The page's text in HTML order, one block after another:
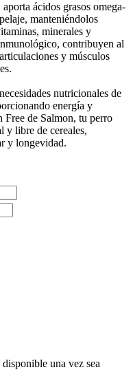
ácidos grasos omega-
manteniéndolos
minerales y
contribuyen al
y músculos
nutricionales de
energía y
de Salmon, tu perro
y libre de cereales,
y longevidad.
una vez sea